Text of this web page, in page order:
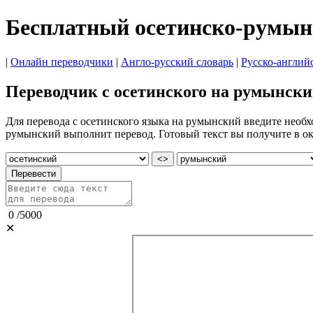
Бесплатный осетинско-
| Онлайн переводчики | Англо-русский словарь | Русско-
Переводчик с осетинского на
Для перевода с осетинского языка на румынский введите
румынский выполнит перевод. Готовый текст вы получите в
<>
Перевести
0 /5000
✕